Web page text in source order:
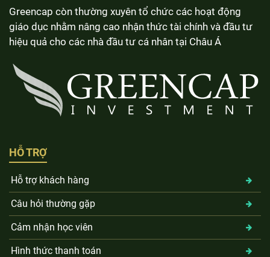
Greencap còn thường xuyên tổ chức các hoạt động
giáo dục nhằm nâng cao nhận thức tài chính và đầu tư
hiệu quả cho các nhà đầu tư cá nhân tại Châu Á
HỖ TRỢ
Hỗ trợ khách hàng
Câu hỏi thường gặp
Cảm nhận học viên
Hình thức thanh toán